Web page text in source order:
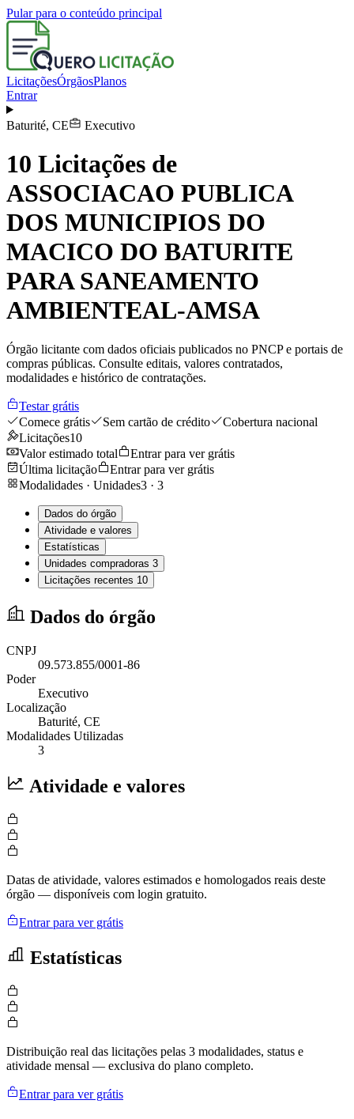
Pular para o conteúdo principal
LicitaçõesÓrgãosPlanos
Entrar
Baturité, CE Executivo
10 Licitações de
ASSOCIACAO PUBLICA
DOS MUNICIPIOS DO
MACICO DO BATURITE
PARA SANEAMENTO
AMBIENTEAL-AMSA
Órgão licitante com dados oficiais publicados no PNCP e portais de
compras públicas. Consulte editais, valores contratados,
modalidades e histórico de contratações.
Testar grátis
Comece grátis
Sem cartão de crédito
Cobertura nacional
Licitações10
Valor estimado total
Entrar para ver grátis
Última licitação
Entrar para ver grátis
Modalidades · Unidades3 · 3
Dados do órgão
Atividade e valores
Estatísticas
Unidades compradoras 3
Licitações recentes 10
Dados do órgão
CNPJ
09.573.855/0001-86
Poder
Executivo
Localização
Baturité, CE
Modalidades Utilizadas
3
Atividade e valores
Datas de atividade, valores estimados e homologados reais deste
órgão — disponíveis com login gratuito.
Entrar para ver grátis
Estatísticas
Distribuição real das licitações pelas 3 modalidades, status e
atividade mensal — exclusiva do plano completo.
Entrar para ver grátis